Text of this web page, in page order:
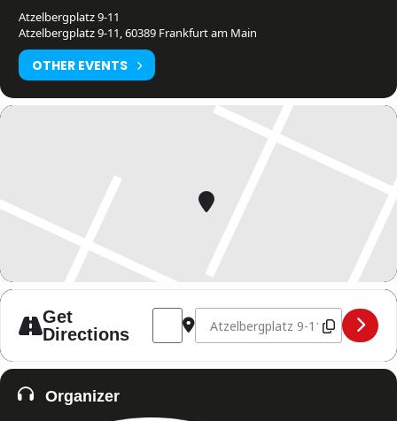
Atzelbergplatz 9-11
Atzelbergplatz 9-11, 60389 Frankfurt am Main
OTHER EVENTS
Get
Directions
Address - WKUWORLD Gürtelprüfung
Destination Address -
Organizer